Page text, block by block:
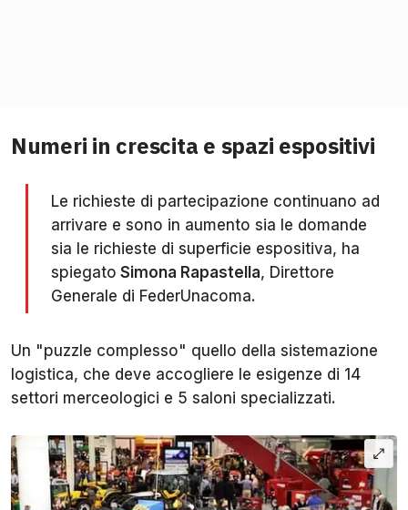
Numeri in crescita e spazi espositivi
Le richieste di partecipazione continuano ad
arrivare e sono in aumento sia le domande
sia le richieste di superficie espositiva, ha
spiegato Simona Rapastella, Direttore
Generale di FederUnacoma.
Un "puzzle complesso" quello della sistemazione
logistica, che deve accogliere le esigenze di 14
settori merceologici e 5 saloni specializzati.